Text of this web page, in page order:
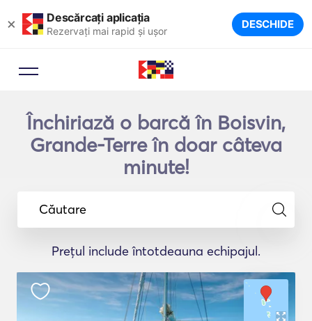
× Descărcați aplicația
Rezervați mai rapid și ușor DESCHIDE
Închiriază o barcă în Boisvin,
Grande-Terre în doar câteva
minute!
Căutare
Prețul include întotdeauna echipajul.